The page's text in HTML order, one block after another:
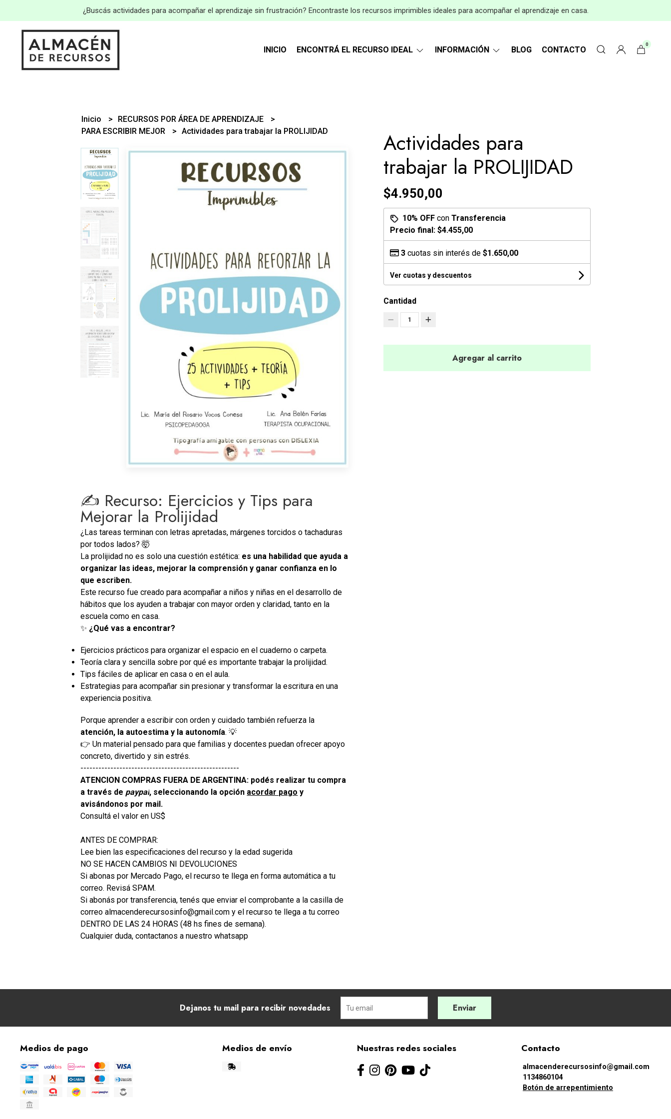
¿Buscás actividades para acompañar el aprendizaje sin frustración? Encontraste los recursos imprimibles ideales para acompañar el aprendizaje en casa.
INICIO ENCONTRÁ EL RECURSO IDEAL INFORMACIÓN BLOG CONTACTO
0
Inicio
RECURSOS POR ÁREA DE APRENDIZAJE
PARA ESCRIBIR MEJOR
Actividades para trabajar la PROLIJIDAD
✍️ Recurso: Ejercicios y Tips para
Mejorar la Prolijidad
¿Las tareas terminan con letras apretadas, márgenes torcidos o tachaduras
por todos lados? 🤯
La prolijidad no es solo una cuestión estética: es una habilidad que ayuda a
organizar las ideas, mejorar la comprensión y ganar confianza en lo
que escriben.
Este recurso fue creado para acompañar a niños y niñas en el desarrollo de
hábitos que los ayuden a trabajar con mayor orden y claridad, tanto en la
escuela como en casa.
✨ ¿Qué vas a encontrar?
Ejercicios prácticos para organizar el espacio en el cuaderno o carpeta.
Teoría clara y sencilla sobre por qué es importante trabajar la prolijidad.
Tips fáciles de aplicar en casa o en el aula.
Estrategias para acompañar sin presionar y transformar la escritura en una
experiencia positiva.
Porque aprender a escribir con orden y cuidado también refuerza la
atención, la autoestima y la autonomía. 💡
👉 Un material pensado para que familias y docentes puedan ofrecer apoyo
concreto, divertido y sin estrés.
-----------------------------------------------------
ATENCION COMPRAS FUERA DE ARGENTINA: podés realizar tu compra
a través de paypal, seleccionando la opción acordar pago y
avisándonos por mail.
Consultá el valor en US$
ANTES DE COMPRAR:
Lee bien las especificaciones del recurso y la edad sugerida
NO SE HACEN CAMBIOS NI DEVOLUCIONES
Si abonas por Mercado Pago, el recurso te llega en forma automática a tu
correo. Revisá SPAM.
Si abonás por transferencia, tenés que enviar el comprobante a la casilla de
correo almacenderecursosinfo@gmail.com y el recurso te llega a tu correo
DENTRO DE LAS 24 HORAS (48 hs fines de semana).
Cualquier duda, contactanos a nuestro whatsapp
Actividades para
trabajar la PROLIJIDAD
$4.950,00
10% OFFcon Transferencia
Precio final: $4.455,00
3cuotas sin interés de $1.650,00
Ver cuotas y descuentos
Cantidad
1
Agregar al carrito
Dejanos tu mail para recibir novedades Enviar
Medios de pago Medios de envío Nuestras redes sociales Contacto
almacenderecursosinfo@gmail.com
1134860104
Botón de arrepentimiento